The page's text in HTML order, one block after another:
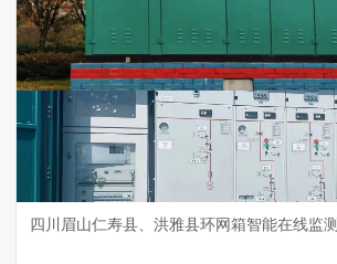
四川眉山仁寿县、洪雅县环网箱智能在线监测